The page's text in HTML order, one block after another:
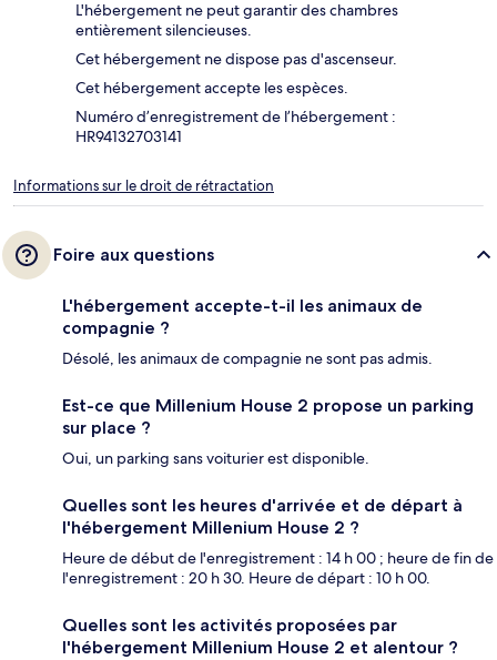
L'hébergement ne peut garantir des chambres
entièrement silencieuses.
Cet hébergement ne dispose pas d'ascenseur.
Cet hébergement accepte les espèces.
Numéro d’enregistrement de l’hébergement :
HR94132703141
Informations sur le droit de rétractation
Foire aux questions
L'hébergement accepte-t-il les animaux de
compagnie ?
Désolé, les animaux de compagnie ne sont pas admis.
Est-ce que Millenium House 2 propose un parking
sur place ?
Oui, un parking sans voiturier est disponible.
Quelles sont les heures d'arrivée et de départ à
l'hébergement Millenium House 2 ?
Heure de début de l'enregistrement : 14 h 00 ; heure de fin de
l'enregistrement : 20 h 30. Heure de départ : 10 h 00.
Quelles sont les activités proposées par
l'hébergement Millenium House 2 et alentour ?